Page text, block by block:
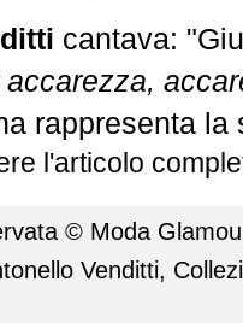
cantava:
rappresenta
l'articolo
© Moda
Venditti,